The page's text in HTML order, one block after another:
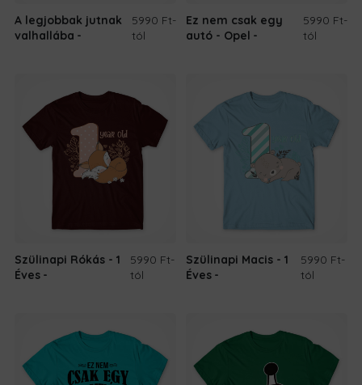
A legjobbak jutnak
valhallába
5990 Ft-
tól
Ez nem csak egy
autó - Opel
5990 Ft-
tól
Szülinapi Rókás - 1
Éves
5990 Ft-
tól
Szülinapi Macis - 1
Éves
5990 Ft-
tól